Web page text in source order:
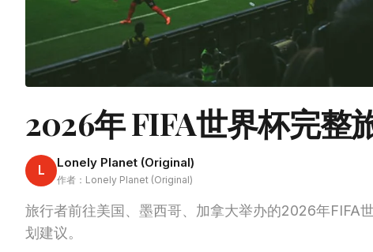
2026年 FIFA世界杯完整
L Lonely Planet (Original)
作者：Lonely Planet (Original)
旅行者前往美国、墨西哥、加拿大举办的2026年
划建议。